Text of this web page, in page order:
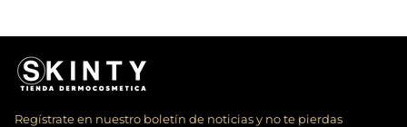
Regístrate en nuestro boletín de noticias y no te pierdas